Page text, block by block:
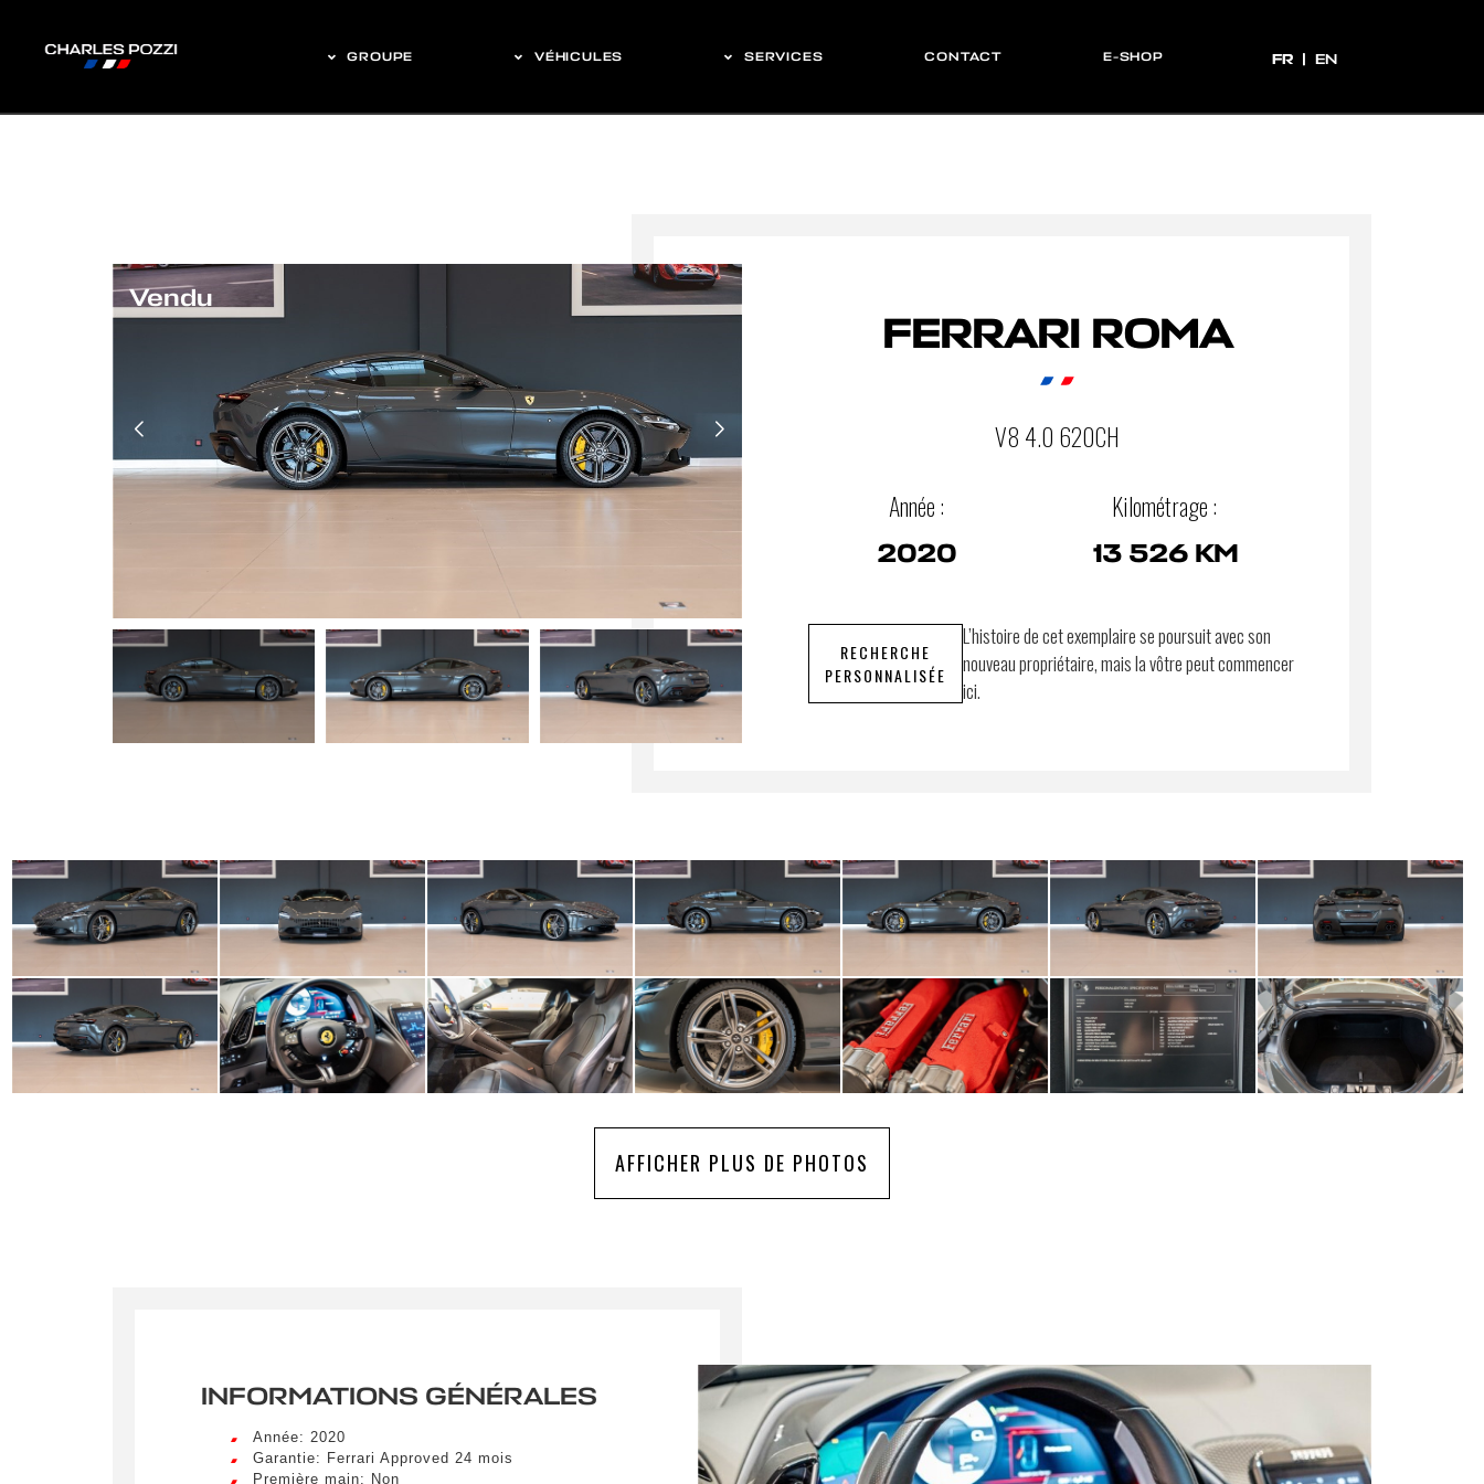
GROUPE VÉHICULES SERVICES CONTACT E-SHOP FR
FR EN
Vendu
FERRARI ROMA
V8 4.0 620CH
Année :
2020
Kilométrage :
13 526 KM
RECHERCHE
PERSONNALISÉE
L’histoire de cet exemplaire se poursuit avec son
nouveau propriétaire, mais la vôtre peut commencer
ici.
AFFICHER PLUS DE PHOTOS
INFORMATIONS GÉNÉRALES
Année: 2020
Garantie: Ferrari Approved 24 mois
Première main: Non